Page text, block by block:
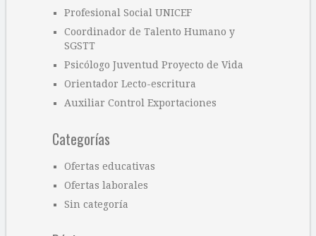
Profesional Social UNICEF
Coordinador de Talento Humano y
SGSTT
Psicólogo Juventud Proyecto de Vida
Orientador Lecto-escritura
Auxiliar Control Exportaciones
Categorías
Ofertas educativas
Ofertas laborales
Sin categoría